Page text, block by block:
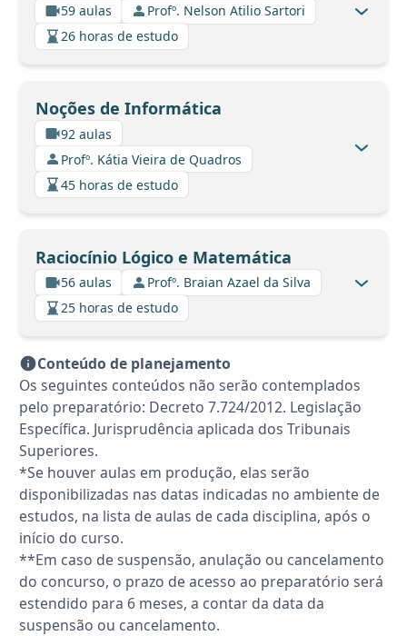
59 aulas
Profº. Nelson Atilio Sartori
26 horas de estudo
Noções de Informática
92 aulas
Profº. Kátia Vieira de Quadros
45 horas de estudo
Raciocínio Lógico e Matemática
56 aulas
Profº. Braian Azael da Silva
25 horas de estudo
Conteúdo de planejamento
Os seguintes conteúdos não serão contemplados
pelo preparatório: Decreto 7.724/2012. Legislação
Específica. Jurisprudência aplicada dos Tribunais
Superiores.
*Se houver aulas em produção, elas serão
disponibilizadas nas datas indicadas no ambiente de
estudos, na lista de aulas de cada disciplina, após o
início do curso.
**Em caso de suspensão, anulação ou cancelamento
do concurso, o prazo de acesso ao preparatório será
estendido para 6 meses, a contar da data da
suspensão ou cancelamento.